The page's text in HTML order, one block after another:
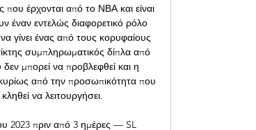
έρχονται από το ΝΒΑ και είναι
έναν εντελώς διαφορετικό ρόλο
γίνει ένας από τους κορυφαίους
συμπληρωματικός δίπλα από
μπορεί να προβλεφθεί και η
από την προσωπικότητα που
να λειτουργήσει.
2023 πριν από 3 ημέρες — SL